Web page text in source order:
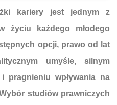
kariery jest jednym z
życiu każdego młodego
opcji, prawo od lat
umyśle, silnym
pragnieniu wpływania na
studiów prawniczych